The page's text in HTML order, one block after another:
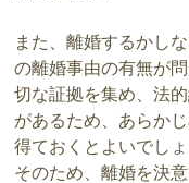
また、離婚するかし
の離婚事由の有無が
切な証拠を集め、法
があるため、あらか
得ておくとよいでしょ
そのため、離婚を決